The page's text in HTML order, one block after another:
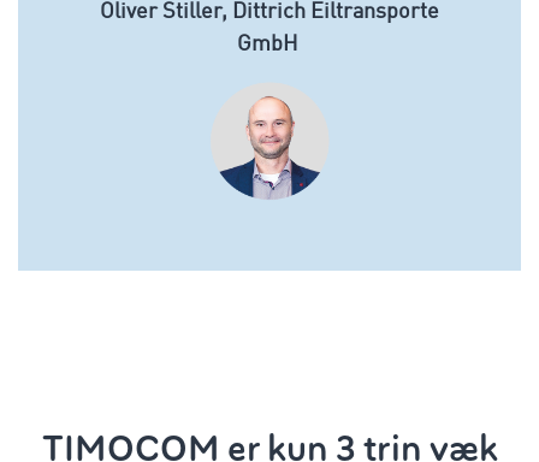
Oliver Stiller, Dittrich Eiltransporte
GmbH
TIMOCOM er kun 3 trin væk